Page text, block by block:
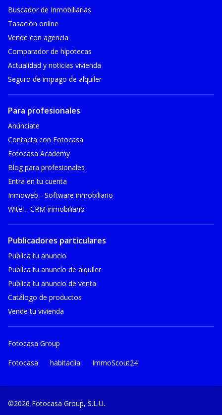
Buscador de Inmobiliarias
Tasación online
Vende con agencia
Comparador de hipotecas
Actualidad y noticias vivienda
Seguro de impago de alquiler
Para profesionales
Anúnciate
Contacta con Fotocasa
Fotocasa Academy
Blog para profesionales
Entra en tu cuenta
Inmoweb - Software inmobiliario
Witei - CRM inmobiliario
Publicadores particulares
Publica tu anuncio
Publica tu anuncio de alquiler
Publica tu anuncio de venta
Catálogo de productos
Vende tu vivienda
Fotocasa Group
Fotocasa habitaclia ImmoScout24
©2026 Fotocasa Group, S.L.U.